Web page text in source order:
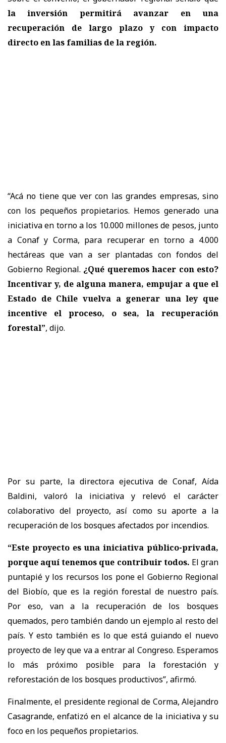
la inversión permitirá avanzar en una
recuperación de largo plazo y con impacto
directo en las familias de la región.
“Acá no tiene que ver con las grandes empresas, sino
con los pequeños propietarios. Hemos generado una
iniciativa en torno a los 10.000 millones de pesos, junto
a Conaf y Corma, para recuperar en torno a 4.000
hectáreas que van a ser plantadas con fondos del
Gobierno Regional. ¿Qué queremos hacer con esto?
Incentivar y, de alguna manera, empujar a que el
Estado de Chile vuelva a generar una ley que
incentive el proceso, o sea, la recuperación
forestal”, dijo.
Por su parte, la directora ejecutiva de Conaf, Aída
Baldini, valoró la iniciativa y relevó el carácter
colaborativo del proyecto, así como su aporte a la
recuperación de los bosques afectados por incendios.
“Este proyecto es una iniciativa público-privada,
porque aquí tenemos que contribuir todos. El gran
puntapié y los recursos los pone el Gobierno Regional
del Biobío, que es la región forestal de nuestro país.
Por eso, van a la recuperación de los bosques
quemados, pero también dando un ejemplo al resto del
país. Y esto también es lo que está guiando el nuevo
proyecto de ley que va a entrar al Congreso. Esperamos
lo más próximo posible para la forestación y
reforestación de los bosques productivos”, afirmó.
Finalmente, el presidente regional de Corma, Alejandro
Casagrande, enfatizó en el alcance de la iniciativa y su
foco en los pequeños propietarios.